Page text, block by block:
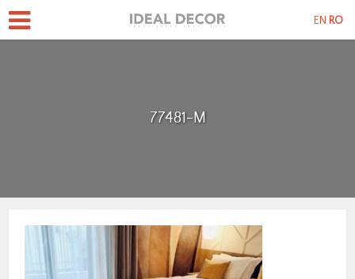
77481-M
EN RO